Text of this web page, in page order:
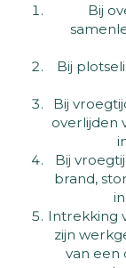
Bij
Bij
Bij
overlijden
Bij
brand,
Intrekking
zijn
van een